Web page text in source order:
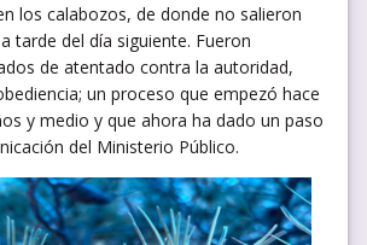
los calabozos, de donde no salieron
tarde del día siguiente. Fueron
de atentado contra la autoridad,
un proceso que empezó hace
y medio y que ahora ha dado un paso
del Ministerio Público.